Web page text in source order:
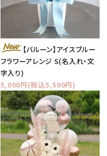
【バルーン】アイスブルー
フラワーアレンジ S(名入れ・文
字入り)
5,000円(税込5,500円)
favorite